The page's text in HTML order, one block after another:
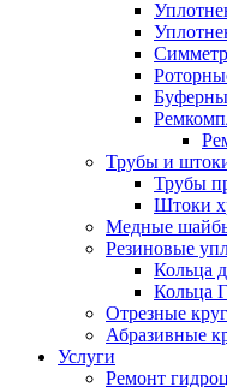
Трубы и
Трубы
Штоки
Медные
Резиновые
Кольца
Кольца
Отрезные
Абразивные
Услуги
Ремонт